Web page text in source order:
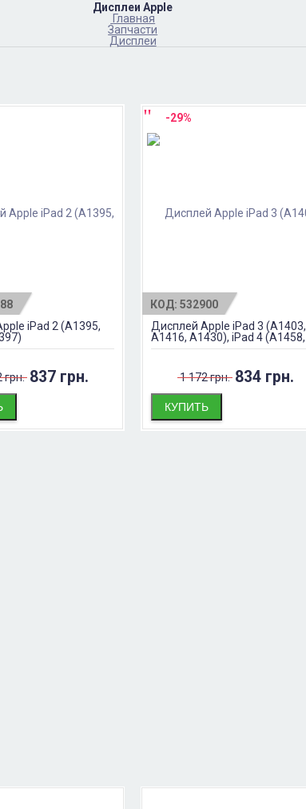
Дисплеи Apple
Главная
Запчасти
Дисплеи
iPad 2 (A1395,
грн. 837 грн.
КОД: 532900
-29%
Дисплей Apple iPad 3 (A1403,
A1416, A1430), iPad 4 (A1458,
A1459, A1460)
1 172 грн. 834 грн.
КУПИТЬ